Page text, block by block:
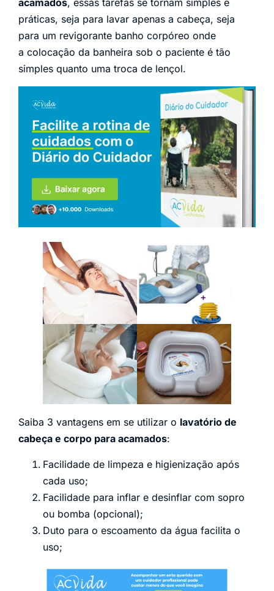
acamados, essas tarefas se tornam simples e
práticas, seja para lavar apenas a cabeça, seja
para um revigorante banho corpóreo onde
a colocação da banheira sob o paciente é tão
simples quanto uma troca de lençol.
Saiba 3 vantagens em se utilizar o lavatório de
cabeça e corpo para acamados:
Facilidade de limpeza e higienização após
cada uso;
Facilidade para inflar e desinflar com sopro
ou bomba (opcional);
Duto para o escoamento da água facilita o
uso;